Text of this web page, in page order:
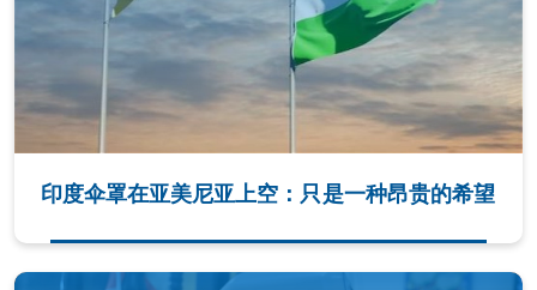
印度伞罩在亚美尼亚上空：只是一种昂贵的希望